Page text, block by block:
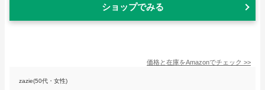
ショップでみる
価格と在庫をAmazonでチェック >>
zazie(50代・女性)